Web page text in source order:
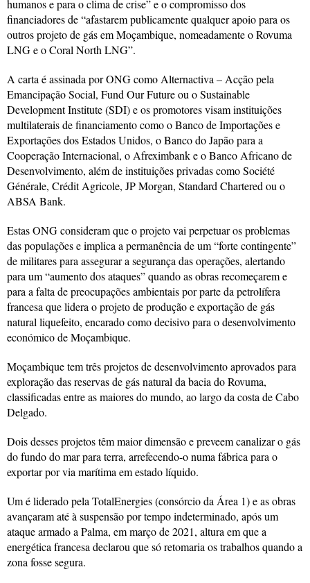
humanos e para o clima de crise” e o compromisso dos
financiadores de “afastarem publicamente qualquer apoio para os
outros projeto de gás em Moçambique, nomeadamente o Rovuma
LNG e o Coral North LNG”.
A carta é assinada por ONG como Alternactiva – Acção pela
Emancipação Social, Fund Our Future ou o Sustainable
Development Institute (SDI) e os promotores visam instituições
multilaterais de financiamento como o Banco de Importações e
Exportações dos Estados Unidos, o Banco do Japão para a
Cooperação Internacional, o Afreximbank e o Banco Africano de
Desenvolvimento, além de instituições privadas como Société
Générale, Crédit Agricole, JP Morgan, Standard Chartered ou o
ABSA Bank.
Estas ONG consideram que o projeto vai perpetuar os problemas
das populações e implica a permanência de um “forte contingente”
de militares para assegurar a segurança das operações, alertando
para um “aumento dos ataques” quando as obras recomeçarem e
para a falta de preocupações ambientais por parte da petrolífera
francesa que lidera o projeto de produção e exportação de gás
natural liquefeito, encarado como decisivo para o desenvolvimento
económico de Moçambique.
Moçambique tem três projetos de desenvolvimento aprovados para
exploração das reservas de gás natural da bacia do Rovuma,
classificadas entre as maiores do mundo, ao largo da costa de Cabo
Delgado.
Dois desses projetos têm maior dimensão e preveem canalizar o gás
do fundo do mar para terra, arrefecendo-o numa fábrica para o
exportar por via marítima em estado líquido.
Um é liderado pela TotalEnergies (consórcio da Área 1) e as obras
avançaram até à suspensão por tempo indeterminado, após um
ataque armado a Palma, em março de 2021, altura em que a
energética francesa declarou que só retomaria os trabalhos quando a
zona fosse segura.